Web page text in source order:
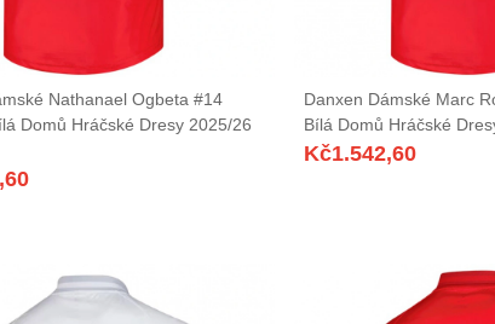
Nathanael Ogbeta #14
Domů Hráčské Dresy 2025/26
Danxen Dámské Marc
Bílá Domů Hráčské
Kč1.542,60